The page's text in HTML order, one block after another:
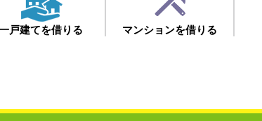
戸建てを借りる マンションを借りる